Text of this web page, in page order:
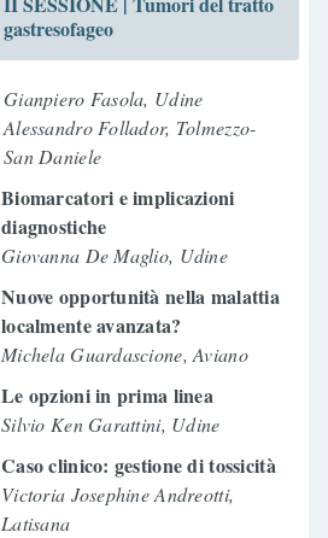
gastresofageo
Gianpiero Fasola, Udine
Alessandro Follador, Tolmezzo-
San Daniele
Biomarcatori e implicazioni
diagnostiche
Giovanna De Maglio, Udine
Nuove opportunità nella malattia
localmente avanzata?
Michela Guardascione, Aviano
Le opzioni in prima linea
Silvio Ken Garattini, Udine
Caso clinico: gestione di tossicità
Victoria Josephine Andreotti,
Latisana